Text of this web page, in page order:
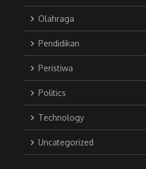
Olahraga
Pendidikan
Peristiwa
Politics
Technology
Uncategorized